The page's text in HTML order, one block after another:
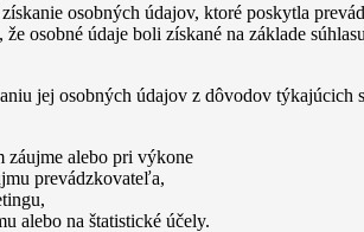
osobných údajov, ktoré poskytla
osobné údaje boli získané na základe
jej osobných údajov z dôvodov
záujme alebo pri výkone
prevádzkovateľa,
alebo na štatistické účely.